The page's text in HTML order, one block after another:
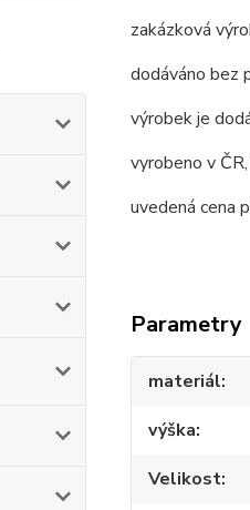
zakázková
dodáváno bez
výrobek je
vyrobeno v
uvedená cena
Parametry
materiál
výška
Velikost